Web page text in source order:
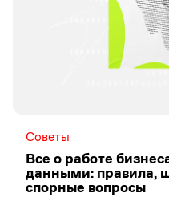
Советы
Все о работе
данными: правила,
спорные вопросы